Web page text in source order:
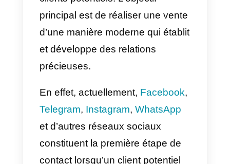
e-mails. Si, au contraire, le client
décide de les contacter par
court message sur les médias
messagerie, le taux de réponse
augmente considérablement.